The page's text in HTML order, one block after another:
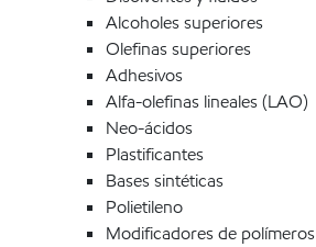
Alcoholes superiores
Olefinas superiores
Adhesivos
Alfa-olefinas lineales (LAO)
Neo-ácidos
Plastificantes
Bases sintéticas
Polietileno
Modificadores de polímeros